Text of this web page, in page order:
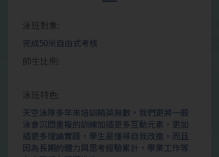
泳班對象:
完成50米自由式考核
師生比例:
泳班特色:
天空泳隊多年來培訓精英無數，我們更將一般
泳會沉悶重複的訓練加插更多互動元素，更加
插更多理論實踐，學生是懂得自我改進，而且
因為長期的體力與思考經驗累計，學業工作等